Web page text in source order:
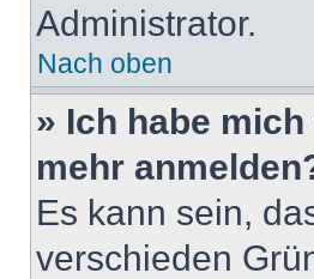
Administrator.
Nach oben
» Ich habe
mehr
Es kann sein,
verschieden